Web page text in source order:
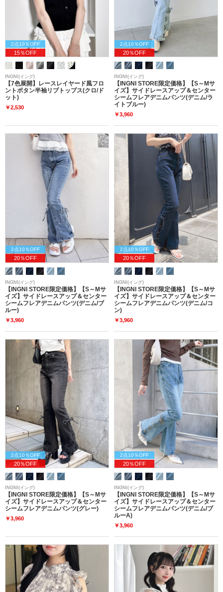
2点10％OFF
15％OFF
INGNI(イング)
【7色展開】レースレイヤード風フロ
ントボタン半袖リブトップス(クロ/ド
ット)
￥2,530
2点10％OFF
20％OFF
INGNI(イング)
【INGNI STORE限定価格】【S～Mサ
イズ】サイドレースアップ＆センター
シームフレアデニムパンツ(デニム/ラ
イトブルー)
￥3,960
2点10％OFF
20％OFF
INGNI(イング)
【INGNI STORE限定価格】【S～Mサ
イズ】サイドレースアップ＆センター
シームフレアデニムパンツ(デニム/ブ
ルー)
￥3,960
2点10％OFF
20％OFF
INGNI(イング)
【INGNI STORE限定価格】【S～Mサ
イズ】サイドレースアップ＆センター
シームフレアデニムパンツ(デニム/コ
ン)
￥3,960
2点10％OFF
20％OFF
INGNI(イング)
【INGNI STORE限定価格】【S～Mサ
イズ】サイドレースアップ＆センター
シームフレアデニムパンツ(グレー)
￥3,960
2点10％OFF
20％OFF
INGNI(イング)
【INGNI STORE限定価格】【S～Mサ
イズ】サイドレースアップ＆センター
シームフレアデニムパンツ(デニム/ブ
ルーA)
￥3,960